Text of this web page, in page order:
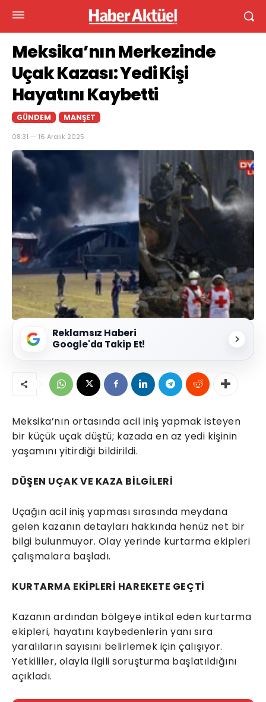
Meksika’nın Merkezinde
Uçak Kazası: Yedi Kişi
Hayatını Kaybetti
GÜNDEM MANŞET
08:31 — 16 Aralık 2025
Reklamsız Haberi
Google'da Takip Et!
Meksika’nın ortasında acil iniş yapmak isteyen
bir küçük uçak düştü; kazada en az yedi kişinin
yaşamını yitirdiği bildirildi.
DÜŞEN UÇAK VE KAZA BİLGİLERİ
Uçağın acil iniş yapması sırasında meydana
gelen kazanın detayları hakkında henüz net bir
bilgi bulunmuyor. Olay yerinde kurtarma ekipleri
çalışmalara başladı.
KURTARMA EKİPLERİ HAREKETE GEÇTİ
Kazanın ardından bölgeye intikal eden kurtarma
ekipleri, hayatını kaybedenlerin yanı sıra
yaralıların sayısını belirlemek için çalışıyor.
Yetkililer, olayla ilgili soruşturma başlatıldığını
açıkladı.